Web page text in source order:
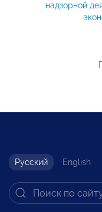
надзорной
Русский English